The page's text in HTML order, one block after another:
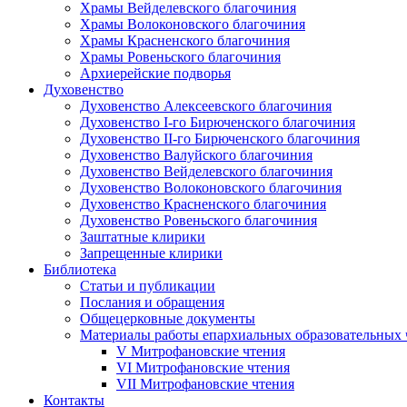
Храмы Вейделевского благочиния
Храмы Волоконовского благочиния
Храмы Красненского благочиния
Храмы Ровеньского благочиния
Архиерейские подворья
Духовенство
Духовенство Алексеевского благочиния
Духовенство I-го Бирюченского благочиния
Духовенство II-го Бирюченского благочиния
Духовенство Валуйского благочиния
Духовенство Вейделевского благочиния
Духовенство Волоконовского благочиния
Духовенство Красненского благочиния
Духовенство Ровеньского благочиния
Заштатные клирики
Запрещенные клирики
Библиотека
Статьи и публикации
Послания и обращения
Общецерковные документы
Материалы работы епархиальных образовательных
V Митрофановские чтения
VI Митрофановские чтения
VII Митрофановские чтения
Контакты